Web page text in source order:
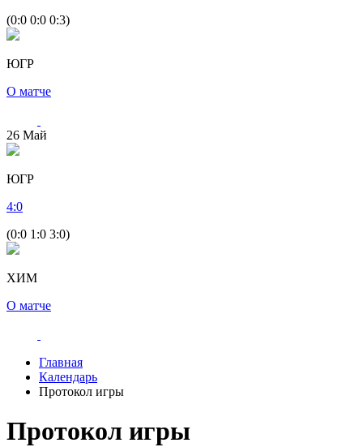
(0:0 0:0 0:3)
ЮГР
О матче
26 Май
ЮГР
4:0
(0:0 1:0 3:0)
ХИМ
О матче
Главная
Календарь
Протокол игры
Протокол игры